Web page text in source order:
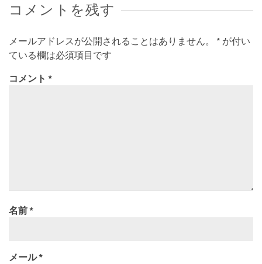
コメントを残す
メールアドレスが公開されることはありません。 * が付い
ている欄は必須項目です
コメント *
名前*
メール*